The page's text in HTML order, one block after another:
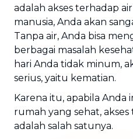
adalah akses terhadap
manusia, Anda akan
Tanpa air, Anda bisa
berbagai masalah
hari Anda tidak minum,
serius, yaitu kematian.
Karena itu, apabila Anda
rumah yang sehat,
adalah salah satunya.